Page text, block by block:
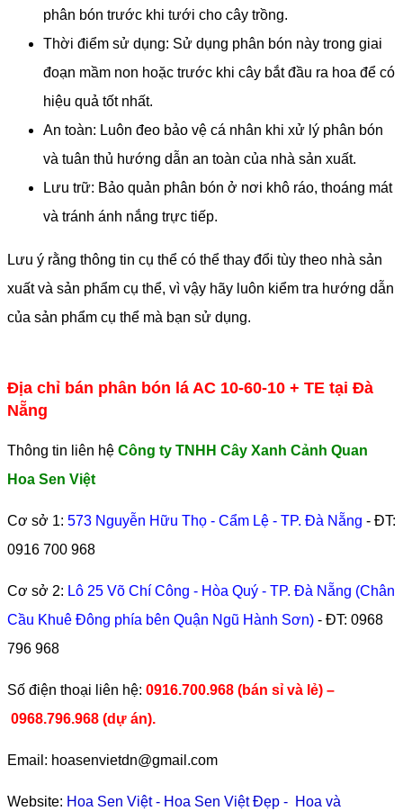
phân bón trước khi tưới cho cây trồng.
Thời điểm sử dụng: Sử dụng phân bón này trong giai
đoạn mầm non hoặc trước khi cây bắt đầu ra hoa để có
hiệu quả tốt nhất.
An toàn: Luôn đeo bảo vệ cá nhân khi xử lý phân bón
và tuân thủ hướng dẫn an toàn của nhà sản xuất.
Lưu trữ: Bảo quản phân bón ở nơi khô ráo, thoáng mát
và tránh ánh nắng trực tiếp.
Lưu ý rằng thông tin cụ thể có thể thay đổi tùy theo nhà sản
xuất và sản phẩm cụ thể, vì vậy hãy luôn kiểm tra hướng dẫn
của sản phẩm cụ thể mà bạn sử dụng.
Địa chỉ bán phân bón lá AC 10-60-10 + TE tại Đà
Nẵng
Thông tin liên hệ Công ty TNHH Cây Xanh Cảnh Quan
Hoa Sen Việt
Cơ sở 1: 573 Nguyễn Hữu Thọ - Cẩm Lệ - TP. Đà Nẵng - ĐT:
0916 700 968
Cơ sở 2: Lô 25 Võ Chí Công - Hòa Quý - TP. Đà Nẵng (Chân
Cầu Khuê Đông phía bên Quận Ngũ Hành Sơn) - ĐT: 0968
796 968
​Số điện thoại liên hệ: 0916.700.968 (bán sỉ và lẻ) –
0968.796.968 (dự án).
Email: hoasenvietdn@gmail.com
Website: Hoa Sen Việt- Hoa Sen Việt Đẹp - Hoa và